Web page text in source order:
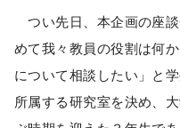
つい先日、本企画の座
めて我々教員の役割は何
について相談したい」と
所属する研究室を決め、